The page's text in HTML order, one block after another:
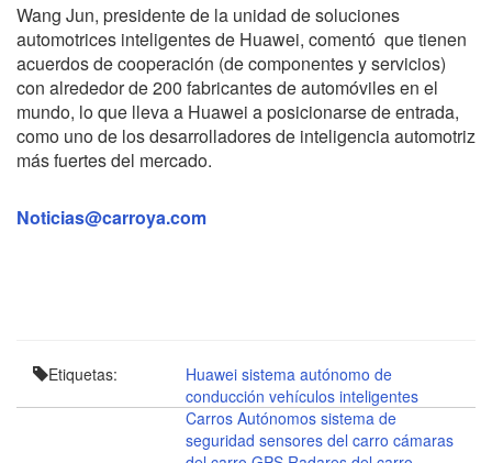
Wang Jun, presidente de la unidad de soluciones
automotrices inteligentes de Huawei, comentó que tienen
acuerdos de cooperación (de componentes y servicios)
con alrededor de 200 fabricantes de automóviles en el
mundo, lo que lleva a Huawei a posicionarse de entrada,
como uno de los desarrolladores de inteligencia automotriz
más fuertes del mercado.
Noticias@carroya.com
Etiquetas: Huawei sistema autónomo de
conducción vehículos inteligentes
Carros Autónomos sistema de
seguridad sensores del carro cámaras